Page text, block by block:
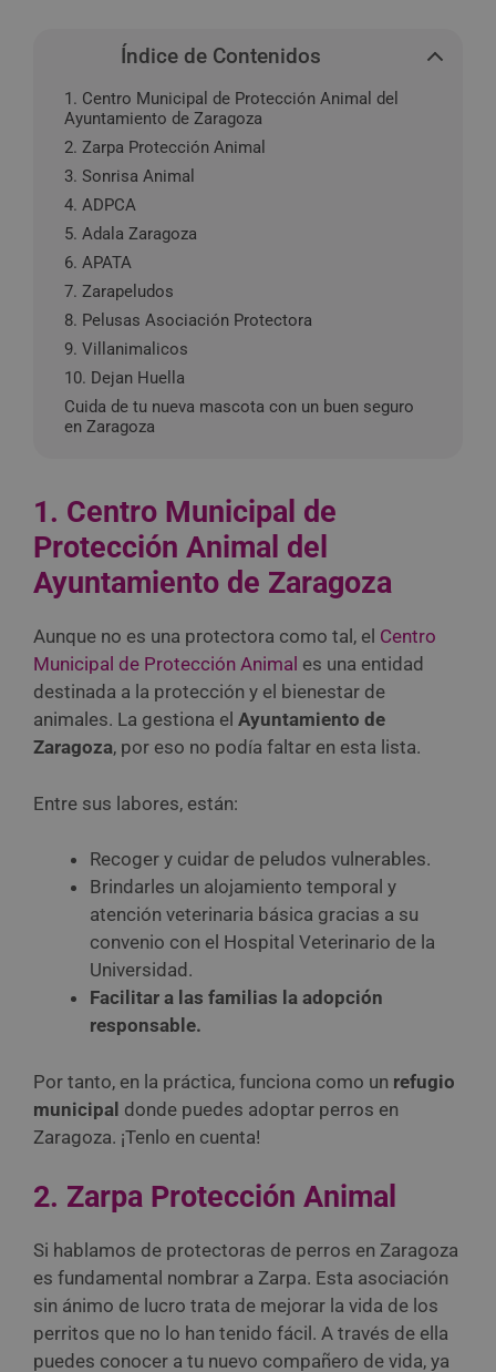
Índice de Contenidos
1. Centro Municipal de Protección Animal del
Ayuntamiento de Zaragoza
2. Zarpa Protección Animal
3. Sonrisa Animal
4. ADPCA
5. Adala Zaragoza
6. APATA
7. Zarapeludos
8. Pelusas Asociación Protectora
9. Villanimalicos
10. Dejan Huella
Cuida de tu nueva mascota con un buen seguro
en Zaragoza
1. Centro Municipal de
Protección Animal del
Ayuntamiento de Zaragoza
Aunque no es una protectora como tal, el Centro
Municipal de Protección Animal es una entidad
destinada a la protección y el bienestar de
animales. La gestiona el Ayuntamiento de
Zaragoza, por eso no podía faltar en esta lista.
Entre sus labores, están:
Recoger y cuidar de peludos vulnerables.
Brindarles un alojamiento temporal y
atención veterinaria básica gracias a su
convenio con el Hospital Veterinario de la
Universidad.
Facilitar a las familias la adopción
responsable.
Por tanto, en la práctica, funciona como un refugio
municipal donde puedes adoptar perros en
Zaragoza. ¡Tenlo en cuenta!
2. Zarpa Protección Animal
Si hablamos de protectoras de perros en Zaragoza
es fundamental nombrar a Zarpa. Esta asociación
sin ánimo de lucro trata de mejorar la vida de los
perritos que no lo han tenido fácil. A través de ella
puedes conocer a tu nuevo compañero de vida, ya